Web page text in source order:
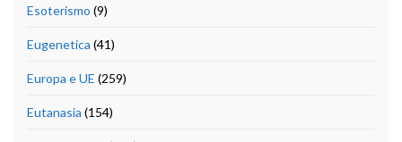
Esoterismo (9)
Eugenetica (41)
Europa e UE (259)
Eutanasia (154)